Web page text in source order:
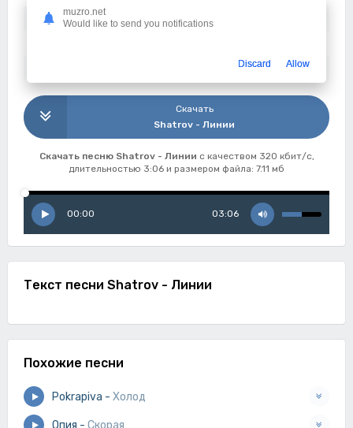
Длительность: 3:06
Скачать
Shatrov - Линии
Скачать песню Shatrov - Линии с качеством 320 кбит/с,
длительностью 3:06 и размером файла: 7.11 мб
00:00 03:06
Текст песни Shatrov - Линии
Похожие песни
Pokrapiva - Холод
Опия - Скорая
muzro.net
Would like to send you notifications
Discard Allow